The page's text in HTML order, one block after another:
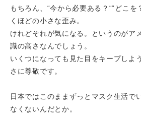
もちろん、“今から必要ある？““どこを
くほどの小さな歪み。
けれどそれが気になる。というのがア
識の高さなんでしょう。
いくつになっても見た目をキープしよ
さに尊敬です。
日本ではこのままずっとマスク生活で
なくないんだとか。